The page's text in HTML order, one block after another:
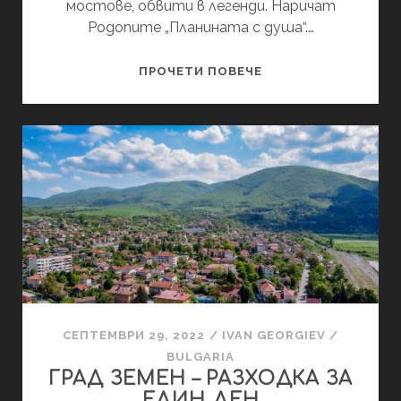
мостове, обвити в легенди. Наричат
Родопите „Планината с душа“.…
ПРОЧЕТИ ПОВЕЧЕ
РОДОПИ
СЕПТЕМВРИ 29, 2022 / IVAN GEORGIEV /
BULGARIA
ГРАД ЗЕМЕН – РАЗХОДКА ЗА